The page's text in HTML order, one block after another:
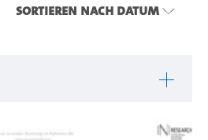
Sortieren nach Datum